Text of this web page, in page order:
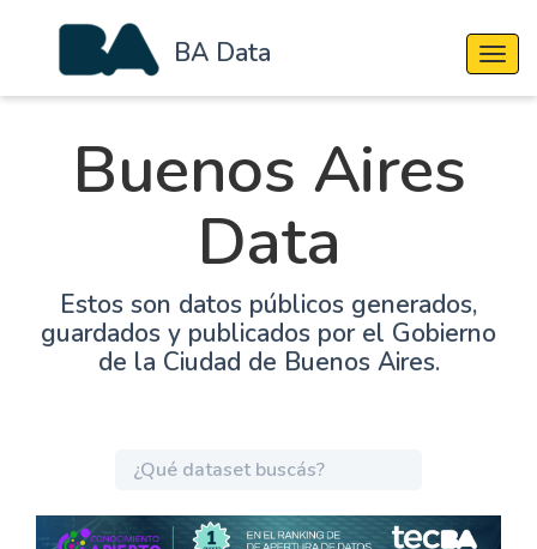
BA Data
Buenos Aires
Data
Estos son datos públicos generados,
guardados y publicados por el Gobierno
de la Ciudad de Buenos Aires.